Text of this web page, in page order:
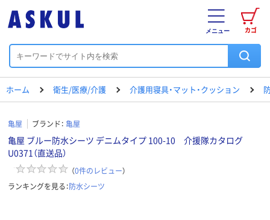
カゴ
メニュー
ホーム 衛生/医療/介護 介護用寝具・マット・クッション
亀屋 ブランド： 亀屋
亀屋 ブルー防水シーツ デニムタイプ 100-10 介援隊カタログ
U0371（直送品）
（0件のレビュー）
ランキングを見る：防水シーツ